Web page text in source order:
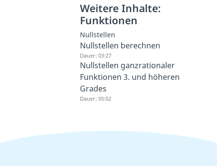
Weitere Inhalte:
Funktionen
Nullstellen
Nullstellen berechnen
Dauer: 03:27
Nullstellen ganzrationaler
Funktionen 3. und höheren
Grades
Dauer: 05:02